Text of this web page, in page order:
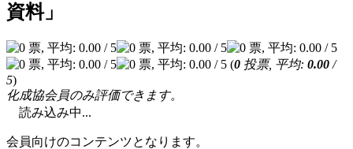
資料」
(0 投票, 平均: 0.00 /
5)
化成協会員のみ評価できます。
読み込み中...
会員向けのコンテンツとなります。